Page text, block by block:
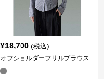
¥18,700 (税込)
オフショルダーフリルブラウス